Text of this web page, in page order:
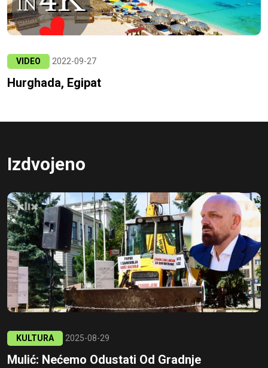
VIDEO 2022-09-27
Hurghada, Egipat
Izdvojeno
KULTURA 2025-08-29
Mulić: Nećemo Odustati Od Gradnje